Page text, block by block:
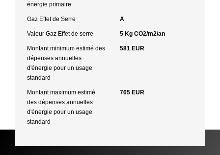
énergie primaire
Gaz Effet de Serre A
Valeur Gaz Effet de serre 5 Kg CO2/m2/an
Montant minimum estimé des
dépenses annuelles
d'énergie pour un usage
standard
581 EUR
Montant maximum estimé
des dépenses annuelles
d'énergie pour un usage
standard
765 EUR